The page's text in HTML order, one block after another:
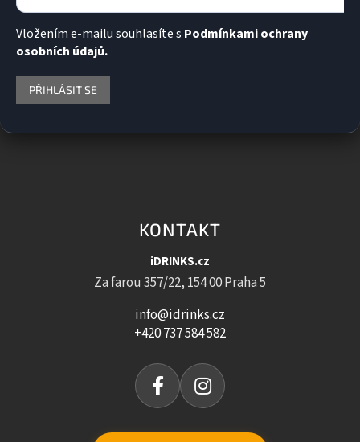
Vložením e-mailu souhlasíte s Podmínkami ochrany
osobních údajů.
PŘIHLÁSIT SE
KONTAKT
iDRINKS.cz
Za farou 357/22, 154 00 Praha 5
info@idrinks.cz
+420 737 584 582